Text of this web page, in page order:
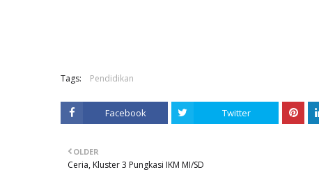
Tags: Pendidikan
Facebook Twitter
OLDER
Ceria, Kluster 3 Pungkasi IKM MI/SD